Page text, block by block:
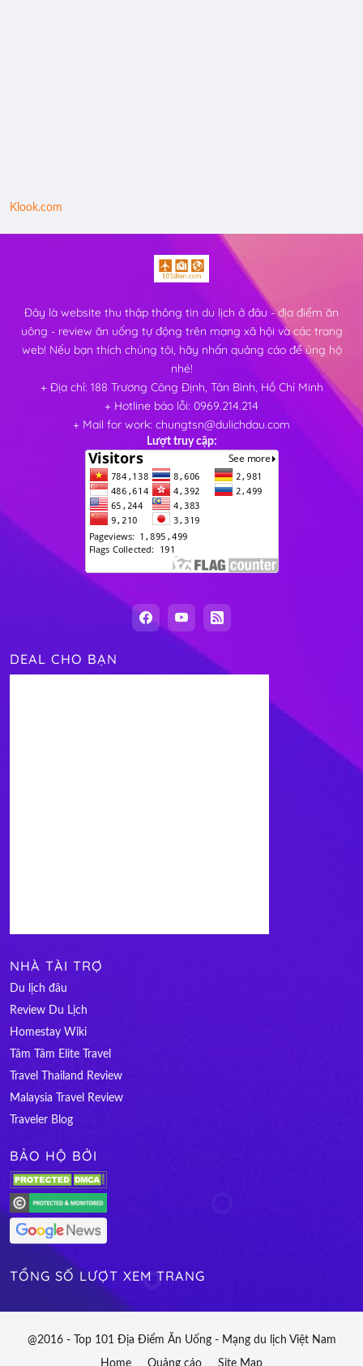
Klook.com
Đây là website thu thập thông tin du lịch ở đâu - địa điểm ăn
uông - review ăn uống tự động trên mạng xã hội và các trang
web! Nếu bạn thích chúng tôi, hãy nhấn quảng cáo để ủng hộ
nhé!
+ Địa chỉ: 188 Trương Công Định, Tân Bình, Hồ Chí Minh
+ Hotline báo lỗi: 0969.214.214
+ Mail for work: chungtsn@dulichdau.com
Lượt truy cập:
DEAL CHO BẠN
NHÀ TÀI TRỢ
Du lịch đâu
Review Du Lịch
Homestay Wiki
Tâm Tâm Elite Travel
Travel Thailand Review
Malaysia Travel Review
Traveler Blog
BẢO HỘ BỞI
TỔNG SỐ LƯỢT XEM TRANG
@2016 - Top 101 Địa Điểm Ăn Uống - Mạng du lịch Việt Nam
Home Quảng cáo Site Map